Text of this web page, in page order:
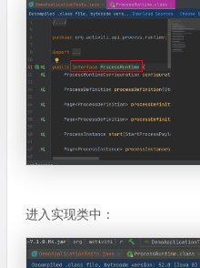
进入实现类中：